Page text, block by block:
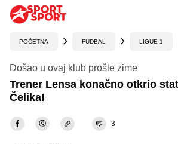
POČETNA FUDBAL LIGUE 1
Došao u ovaj klub prošle zime
Trener Lensa konačno otkrio
Čelika!
3